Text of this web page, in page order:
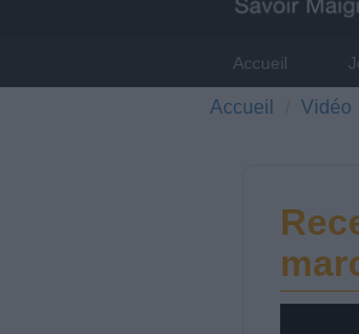
Accueil
Accueil Vidéo